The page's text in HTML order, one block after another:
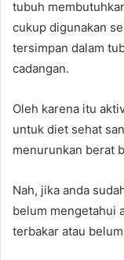
tubuh
cukup digunakan
tersimpan dalam
cadangan.
Oleh karena itu
untuk diet sehat
menurunkan berat
Nah, jika anda
belum mengetahui
terbakar atau